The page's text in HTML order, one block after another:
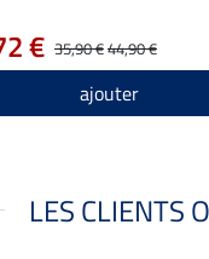
35,90 €44,90 €
€
ajouter
LES CLIENTS